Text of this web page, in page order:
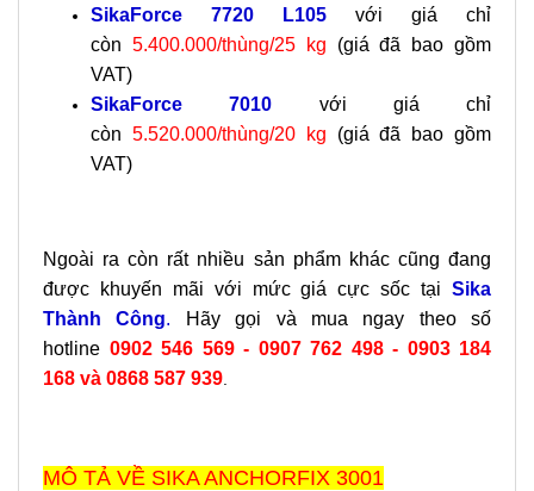
SikaForce 7720 L105 với giá chỉ
còn 5.400.000/thùng/25 kg (giá đã bao gồm
VAT)
SikaForce 7010 với giá chỉ
còn 5.520.000/thùng/20 kg (giá đã bao gồm
VAT)
Ngoài ra còn rất nhiều sản phẩm khác cũng đang
được khuyến mãi với mức giá cực sốc tại Sika
Thành Công.
Hãy gọi và mua ngay theo số
hotline 0902 546 569 - 0907 762 498 - 0903 184
168 và 0868 587 939
MÔ TẢ VỀ SIKA ANCHORFIX 3001